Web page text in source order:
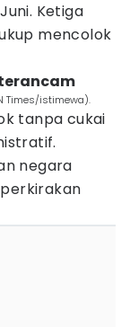
Ketiga
mencolok
Times/istimewa).
tanpa cukai
negara